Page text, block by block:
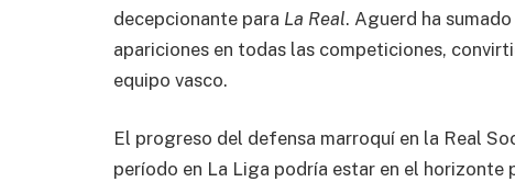
decepcionante para La Real. Aguerd ha
apariciones en todas las competiciones,
equipo vasco.
El progreso del defensa marroquí en la Real
período en La Liga podría estar en el horizonte